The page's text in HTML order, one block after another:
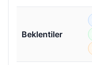
Beklentiler